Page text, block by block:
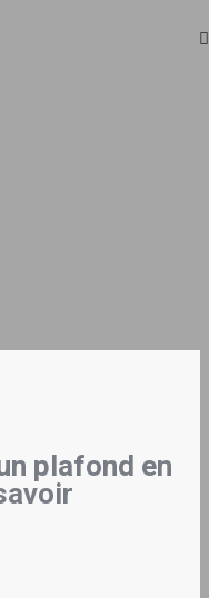
plafond en